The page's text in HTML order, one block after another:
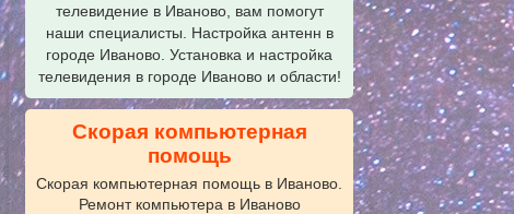
телевидение в Иваново, вам помогут
наши специалисты. Настройка антенн в
городе Иваново. Установка и настройка
телевидения в городе Иваново и области!
Скорая компьютерная
помощь
Скорая компьютерная помощь в Иваново.
Ремонт компьютера в Иваново